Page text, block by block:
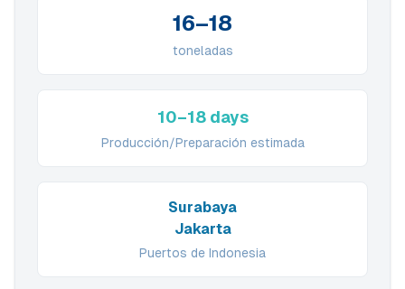
16–18
toneladas
10–18 days
Producción/Preparación estimada
Surabaya
Jakarta
Puertos de Indonesia